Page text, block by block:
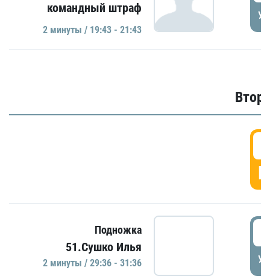
командный штраф
2 минуты / 19:43 - 21:43
Подножка
51.Сушко Илья
2 минуты / 29:36 - 31:36